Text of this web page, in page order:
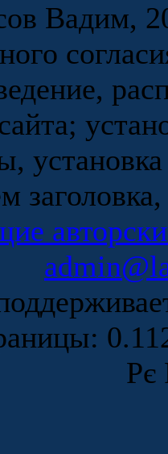
Вадим,
Рє